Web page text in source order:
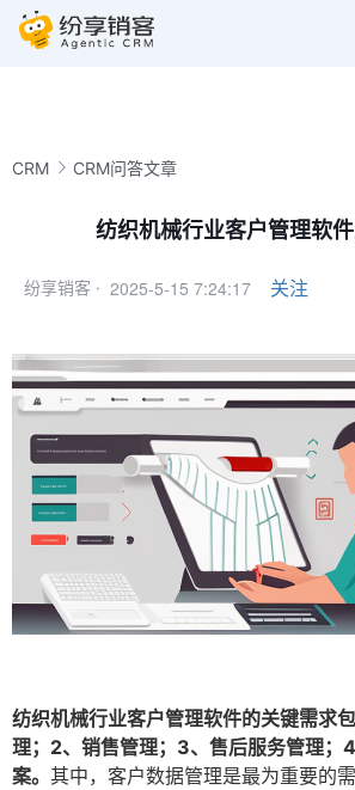
CRM CRM问答文章
纺织机械行业客户管理软
纷享销客 · 2025-5-15 7:24:17 关注
纺织机械行业客户管理软件的关键需求
理；2、销售管理；3、售后服务管理；
案。 其中，客户数据管理是最为重要的